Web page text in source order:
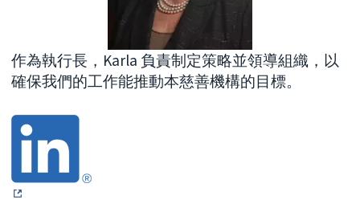
作為執行長，Karla 負責制定策略並領導組織，以
確保我們的工作能推動本慈善機構的目標。